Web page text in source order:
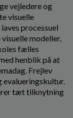
vejledere og
visuelle
processuel
modeller,
fælles
henblik på at
Frejlev
tæt tilknytning